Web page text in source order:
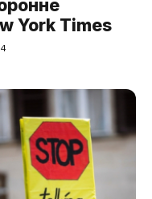
York Times